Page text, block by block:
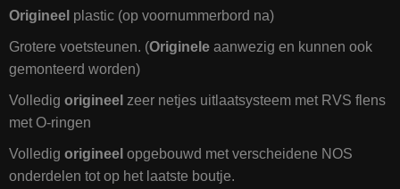
Origineel plastic (op voornummerbord na)
Grotere voetsteunen. (Originele aanwezig en kunnen ook
gemonteerd worden)
Volledig origineel zeer netjes uitlaatsysteem met RVS flens
met O-ringen
Volledig origineel opgebouwd met verscheidene NOS
onderdelen tot op het laatste boutje.